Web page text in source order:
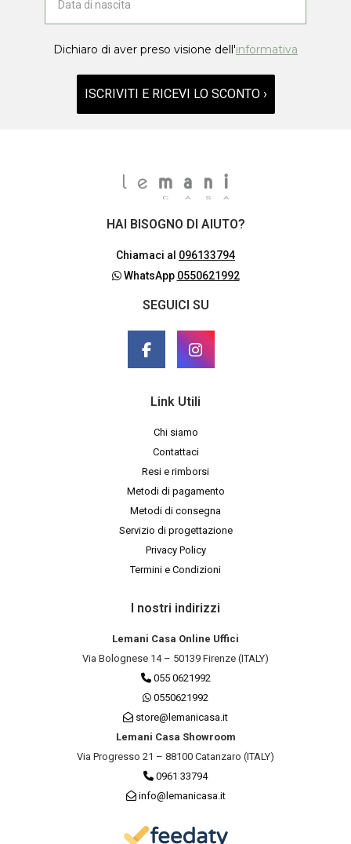
Dichiaro di aver preso visione dell'informativa
ISCRIVITI E RICEVI LO SCONTO ›
HAI BISOGNO DI AIUTO?
Chiamaci al 096133794
WhatsApp 0550621992
SEGUICI SU
Link Utili
Chi siamo
Contattaci
Resi e rimborsi
Metodi di pagamento
Metodi di consegna
Servizio di progettazione
Privacy Policy
Termini e Condizioni
I nostri indirizzi
Lemani Casa Online Uffici
Via Bolognese 14 – 50139 Firenze (ITALY)
055 0621992
0550621992
store@lemanicasa.it
Lemani Casa Showroom
Via Progresso 21 – 88100 Catanzaro (ITALY)
0961 33794
info@lemanicasa.it